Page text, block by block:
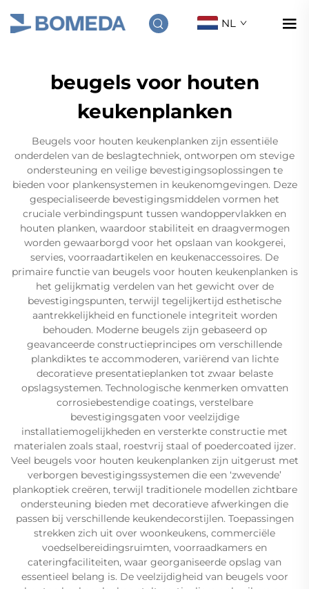
NL
beugels voor houten
keukenplanken
Beugels voor houten keukenplanken zijn essentiële
onderdelen van de beslagtechniek, ontworpen om stevige
ondersteuning en veilige bevestigingsoplossingen te
bieden voor plankensystemen in keukenomgevingen. Deze
gespecialiseerde bevestigingsmiddelen vormen het
cruciale verbindingspunt tussen wandoppervlakken en
houten planken, waardoor stabiliteit en draagvermogen
worden gewaarborgd voor het opslaan van kookgerei,
servies, voorraadartikelen en keukenaccessoires. De
primaire functie van beugels voor houten keukenplanken is
het gelijkmatig verdelen van het gewicht over de
bevestigingspunten, terwijl tegelijkertijd esthetische
aantrekkelijkheid en functionele integriteit worden
behouden. Moderne beugels zijn gebaseerd op
geavanceerde constructieprincipes om verschillende
plankdiktes te accommoderen, variërend van lichte
decoratieve presentatieplanken tot zwaar belaste
opslagsystemen. Technologische kenmerken omvatten
corrosiebestendige coatings, verstelbare
bevestigingsgaten voor veelzijdige
installatiemogelijkheden en versterkte constructie met
materialen zoals staal, roestvrij staal of poedercoated ijzer.
Veel beugels voor houten keukenplanken zijn uitgerust met
verborgen bevestigingssystemen die een ‘zwevende’
plankoptiek creëren, terwijl traditionele modellen zichtbare
ondersteuning bieden met decoratieve afwerkingen die
passen bij verschillende keukendecorstijlen. Toepassingen
strekken zich uit over woonkeukens, commerciële
voedselbereidingsruimten, voorraadkamers en
cateringfaciliteiten, waar georganiseerde opslag van
essentieel belang is. De veelzijdigheid van beugels voor